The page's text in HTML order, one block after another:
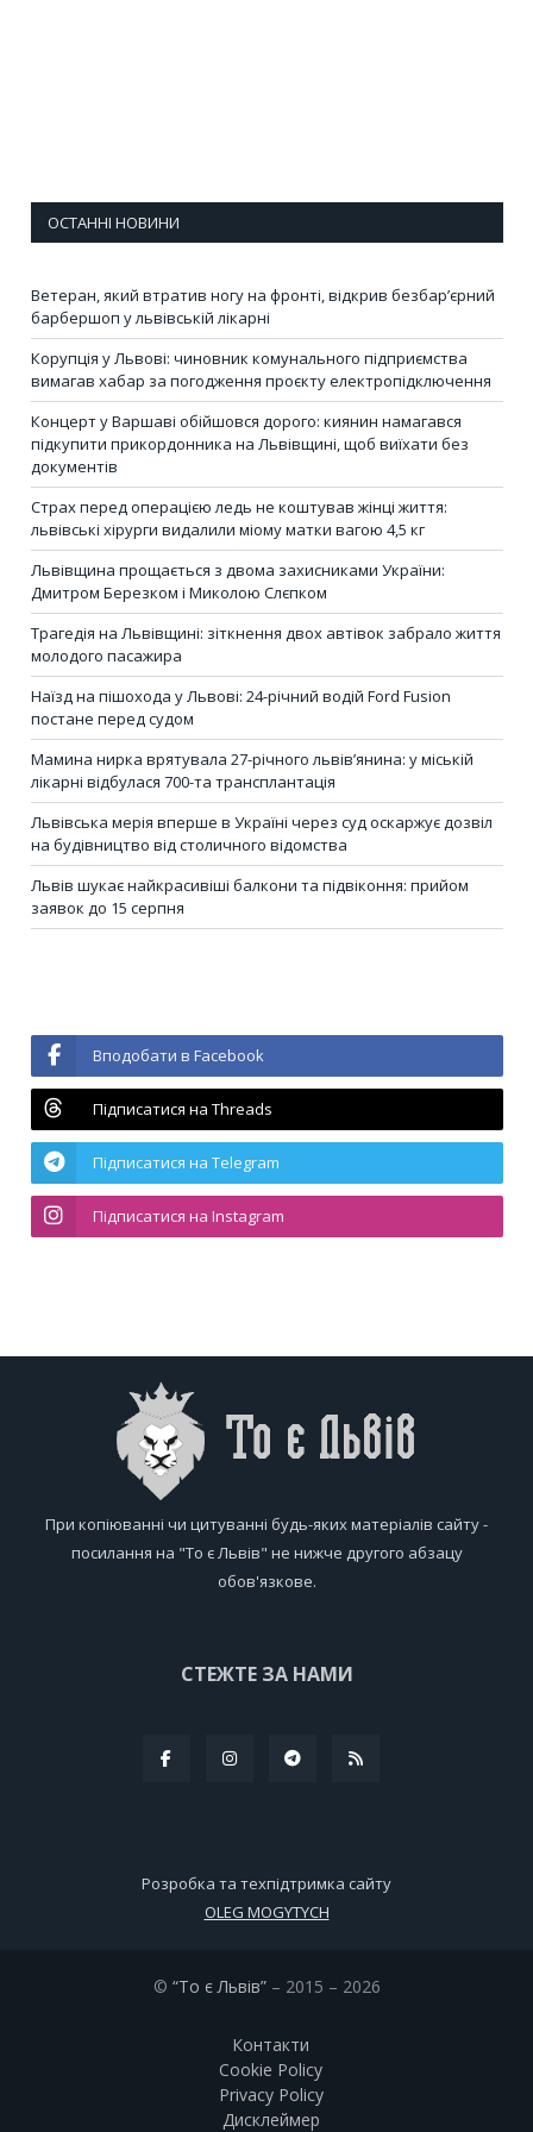
ОСТАННІ НОВИНИ
Ветеран, який втратив ногу на фронті, відкрив безбар’єрний
барбершоп у львівській лікарні
Корупція у Львові: чиновник комунального підприємства
вимагав хабар за погодження проєкту електропідключення
Концерт у Варшаві обійшовся дорого: киянин намагався
підкупити прикордонника на Львівщині, щоб виїхати без
документів
Страх перед операцією ледь не коштував жінці життя:
львівські хірурги видалили міому матки вагою 4,5 кг
Львівщина прощається з двома захисниками України:
Дмитром Березком і Миколою Слєпком
Трагедія на Львівщині: зіткнення двох автівок забрало життя
молодого пасажира
Наїзд на пішохода у Львові: 24-річний водій Ford Fusion
постане перед судом
Мамина нирка врятувала 27-річного львів’янина: у міській
лікарні відбулася 700-та трансплантація
Львівська мерія вперше в Україні через суд оскаржує дозвіл
на будівництво від столичного відомства
Львів шукає найкрасивіші балкони та підвіконня: прийом
заявок до 15 серпня
Вподобати в Facebook
Підписатися на Threads
Підписатися на Telegram
Підписатися на Instagram
При копіюванні чи цитуванні будь-яких матеріалів сайту -
посилання на "То є Львів" не нижче другого абзацу
обов'язкове.
СТЕЖТЕ ЗА НАМИ
Розробка та техпідтримка сайту
OLEG MOGYTYCH
© “То є Львів”– 2015 – 2026
Контакти
Cookie Policy
Privacy Policy
Дисклеймер